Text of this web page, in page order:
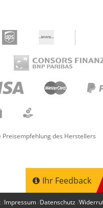
Preisempfehlung des Herstellers
Ihr Feedback
Impressum Datenschutz